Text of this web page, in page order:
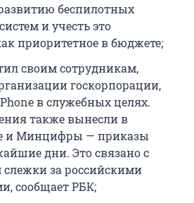
беспилотных
и учесть это
приоритетное в бюджете;
своим сотрудникам,
госкорпорации,
в служебных целях.
также вынесли в
и Минцифры — приказы
дни. Это связано с
за российскими
сообщает РБК;